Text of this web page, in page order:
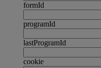
formId
programId
lastProgramId
cookie